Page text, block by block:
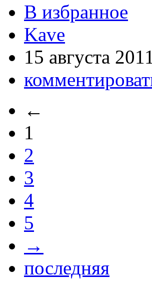
В избранное
Kave
15 августа
←
1
2
3
4
5
→
последняя